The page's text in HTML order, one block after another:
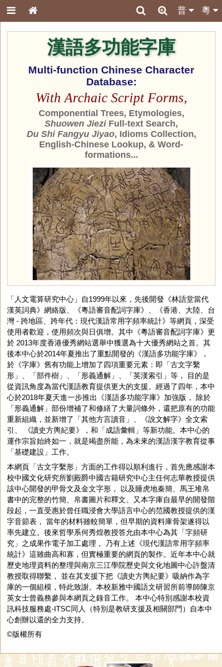
粵
普
漢語多功能字庫
Multi-function Chinese Character
Database:
With Archaic Script Forms,
Componential Trees, Etymologies,
Shuowen JieziFull-text Search,
Du Shi Fangyu Jiyao, Idioms Collection,
English-Chinese Lookup, & Word-
formations...
「人文電算研究中心」自1999年以來，先後開發《林語堂當代
漢英詞典》網絡版、《粵語審音配詞字庫》、《香港、大陸、台
灣 - 跨地區、跨年代：現代漢語常用字頻率統計》等網頁，深受
使用者歡迎，使用頻次與日俱增。其中《粵語審音配詞字庫》更
於 2013年度香港優秀網站選舉中獲選為十大優秀網站之首。其
後本中心於2014年夏推出了重點開發的《漢語多功能字庫》，
於《字庫》舊有功能上增加了四項重要元素：即「古文字繫
形」、「部件樹」、「形義通解」、「英漢索引」等， 目的是
從資訊角度為當代漢語教育提供更大的支援。經過了四年，本中
心於2018年夏天進一步推出《漢語多功能字庫》加強版， 除於
「形義通解」部份增補了和修繕了大量詞條外，還把原有的功能
重新組織，並新增了「其他方言讀音」、《說文解字》全文索
引、 《讀史方輿紀要》，和「成語彙輯」等新功能。本中心的
運作宗旨始終如一，就是竭盡所能，為未來的漢語漢字教育從事
「基礎建設」工作。
本網頁「古文字繫形」方面的工作得以順利進行，首先應感謝本
校中國文化研究所劉殿爵中國古籍研究中心主任何志華教授提供
該中心開發的甲骨文及金文字形， 以及睡虎地秦簡、馬王堆帛
書中的完整的竹簡、帛書圖片和釋文。又本字庫自最早的開發階
段起，一直受惠於曾任職浸會大學語言中心的范國教授提供的漢
字音節表， 當年的材料雖較簡單，但早期的資料庫骨架遂得以
率先建立。後來哲學系何秀煌教授答允由本中心為其「字頻研
究」之成果作電子加工處理， 乃有上述《現代漢語常用字頻率
統計》這雖曲高和寡，但實極重要的網頁的製作。近年本中心就
歷史地理資料的整理與南京三江學院歷史與文化地圖中心許盤清
教授取得聯繫， 並在其支援下把《讀史方輿紀要》吸納作為字
庫的一個組模，特此致謝。本校新雅中國語文研習所前導師陳京
英女士曾義務參與本網頁之錄音工作。 本中心特別感謝本校資
訊科技服務處-ITSC同人（特別是教研支援及相關部門）自本中
心創辦以還的全力支持。
©版權所有